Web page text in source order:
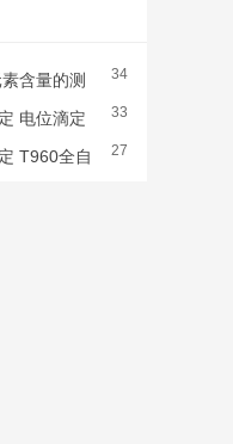
34
含量的测
光谱仪
33
电位滴定
27
T960全自